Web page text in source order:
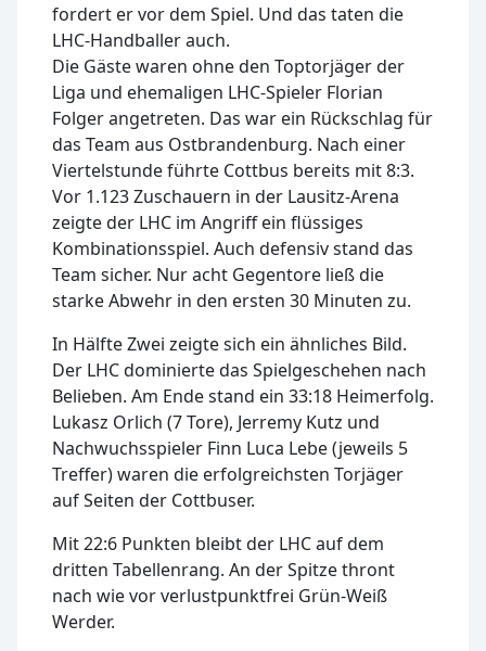
fordert er vor dem Spiel. Und das taten die
LHC-Handballer auch.
Die Gäste waren ohne den Toptorjäger der
Liga und ehemaligen LHC-Spieler Florian
Folger angetreten. Das war ein Rückschlag für
das Team aus Ostbrandenburg. Nach einer
Viertelstunde führte Cottbus bereits mit 8:3.
Vor 1.123 Zuschauern in der Lausitz-Arena
zeigte der LHC im Angriff ein flüssiges
Kombinationsspiel. Auch defensiv stand das
Team sicher. Nur acht Gegentore ließ die
starke Abwehr in den ersten 30 Minuten zu.
In Hälfte Zwei zeigte sich ein ähnliches Bild.
Der LHC dominierte das Spielgeschehen nach
Belieben. Am Ende stand ein 33:18 Heimerfolg.
Lukasz Orlich (7 Tore), Jerremy Kutz und
Nachwuchsspieler Finn Luca Lebe (jeweils 5
Treffer) waren die erfolgreichsten Torjäger
auf Seiten der Cottbuser.
Mit 22:6 Punkten bleibt der LHC auf dem
dritten Tabellenrang. An der Spitze thront
nach wie vor verlustpunktfrei Grün-Weiß
Werder.